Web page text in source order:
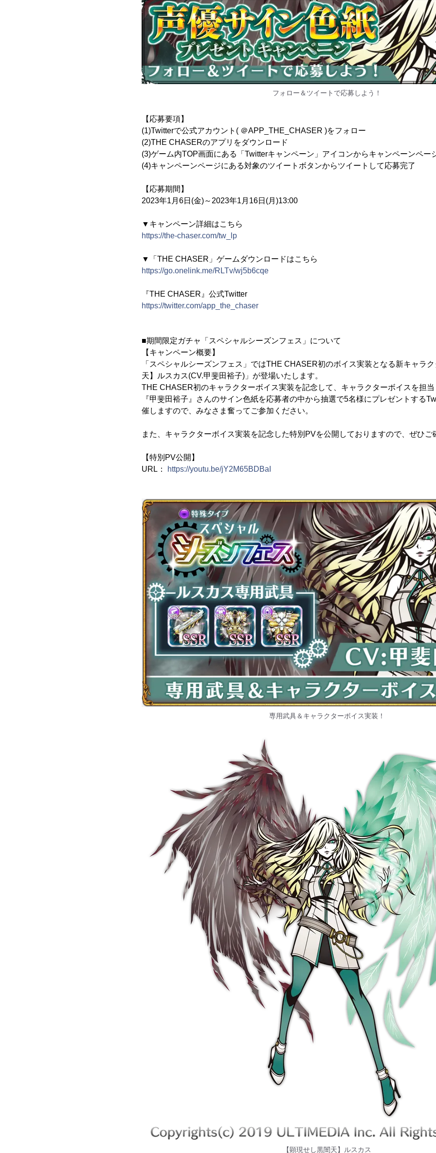
フォロー＆ツイートで応募しよう！
【応募要項】
(1)Twitterで公式アカウント( ＠APP_THE_CHASER )をフォロー
(2)THE CHASERのアプリをダウンロード
(3)ゲーム内TOP画面にある「Twitterキャンペーン」アイコンからキャンペーンペー
(4)キャンペーンページにある対象のツイートボタンからツイートして応募完了
【応募期間】
2023年1月6日(金)～2023年1月16日(月)13:00
▼キャンペーン詳細はこちら
https://the-chaser.com/tw_lp
▼「THE CHASER」ゲームダウンロードはこちら
https://go.onelink.me/RLTv/wj5b6cqe
『THE CHASER』公式Twitter
https://twitter.com/app_the_chaser
■期間限定ガチャ「スペシャルシーズンフェス」について
【キャンペーン概要】
「スペシャルシーズンフェス」ではTHE CHASER初のボイス実装となる新キャラ
天】ルスカス(CV.甲斐田裕子)」が登場いたします。
THE CHASER初のキャラクターボイス実装を記念して、キャラクターボイスを担
『甲斐田裕子』さんのサイン色紙を応募者の中から抽選で5名様にプレゼントする
催しますので、みなさま奮ってご参加ください。
また、キャラクターボイス実装を記念した特別PVを公開しておりますので、ぜひご
【特別PV公開】
URL：
https://youtu.be/jY2M65BDBaI
専用武具＆キャラクターボイス実装！
【顕現せし黒闇天】ルスカス